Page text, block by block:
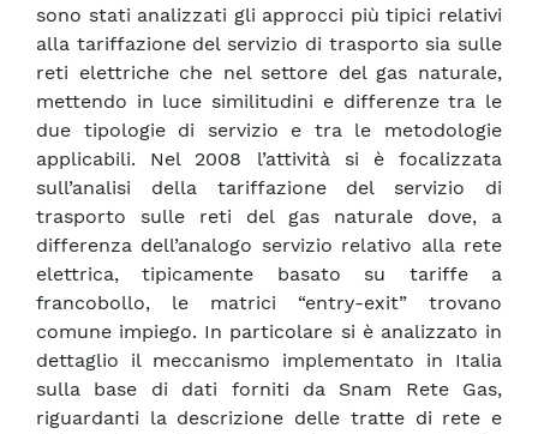
sono stati analizzati gli approcci più tipici relativi
alla tariffazione del servizio di trasporto sia sulle
reti elettriche che nel settore del gas naturale,
mettendo in luce similitudini e differenze tra le
due tipologie di servizio e tra le metodologie
applicabili. Nel 2008 l’attività si è focalizzata
sull’analisi della tariffazione del servizio di
trasporto sulle reti del gas naturale dove, a
differenza dell’analogo servizio relativo alla rete
elettrica, tipicamente basato su tariffe a
francobollo, le matrici “entry-exit” trovano
comune impiego. In particolare si è analizzato in
dettaglio il meccanismo implementato in Italia
sulla base di dati forniti da Snam Rete Gas,
riguardanti la descrizione delle tratte di rete e